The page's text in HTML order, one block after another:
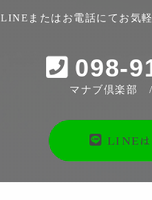
LINEまたはお電話にてお気
098-
マナブ倶楽部
LINEは